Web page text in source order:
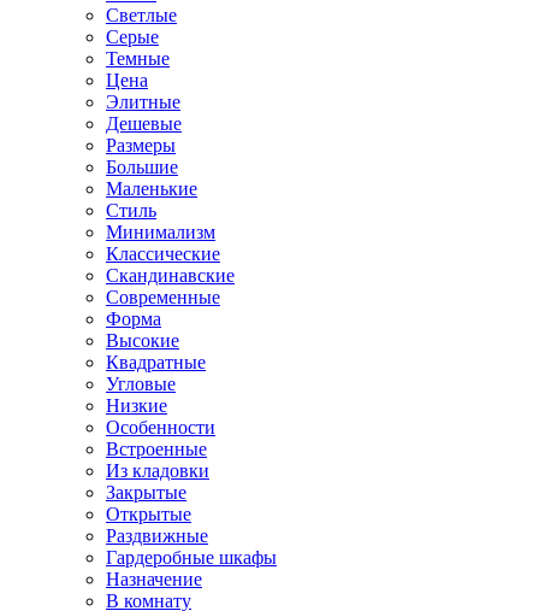
Светлые
Серые
Темные
Цена
Элитные
Дешевые
Размеры
Большие
Маленькие
Стиль
Минимализм
Классические
Скандинавские
Современные
Форма
Высокие
Квадратные
Угловые
Низкие
Особенности
Встроенные
Из кладовки
Закрытые
Открытые
Раздвижные
Гардеробные шкафы
Назначение
В комнату